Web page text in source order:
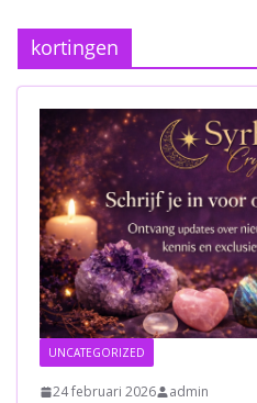
kortingen
UNCATEGORIZED
24 februari 2026 admin